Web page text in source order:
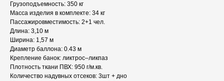
Грузоподъемность: 350 кг
Масса изделия в комплекте: 34 кг
Пассажировместимость: 2+1 чел.
Длина: 3,10 м
Ширина: 1,57 м
Диаметр баллона: 0.43 м
Крепление банок: ликтрос–ликпаз
Плотность ткани ПВХ: 950 г/м.кв.
Количество надувных отсеков: 3шт + дно